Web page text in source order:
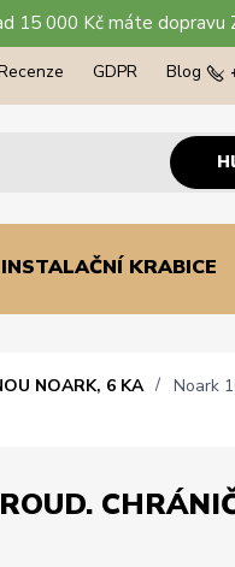
15 000 Kč máte dopravu
GDPR Blog
INSTALAČNÍ KRABICE
NOARK, 6 KA
Noark